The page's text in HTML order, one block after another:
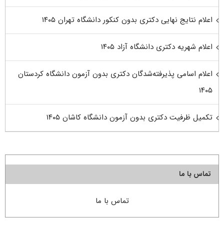
اعلام نتایج نهایی دکتری بدون کنکور دانشگاه تهران ۱۴۰۵
اعلام شهریه دکتری دانشگاه آزاد ۱۴۰۵
اعلام اسامی پذیرفته‌شدگان دکتری بدون آزمون دانشگاه کردستان
۱۴۰۵
تکمیل ظرفیت دکتری بدون آزمون دانشگاه کاشان ۱۴۰۵
تماس با ما
تماس با ما